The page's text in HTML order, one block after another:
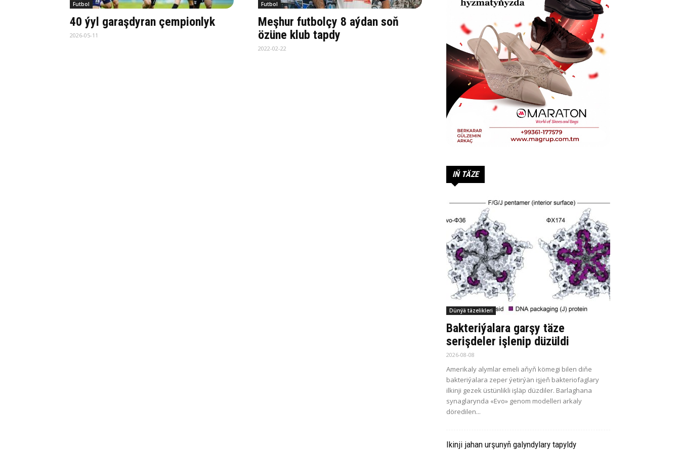
Futbol
40 ýyl garaşdyran çempionlyk
2026-05-11
Futbol
Meşhur futbolçy 8 aýdan soň
özüne klub tapdy
2022-02-22
IŇ TÄZE
Dünýä täzelikleri
Bakteriýalara garşy täze
serişdeler işlenip düzüldi
2026-08-08
Amerikaly alymlar emeli aňyň kömegi bilen diňe
bakteriýalara zeper ýetirýän işjeň bakteriofaglary
ilkinji gezek üstünlikli işläp düzdiler. Barlaghana
synaglarynda «Evo» genom modelleri arkaly
döredilen...
Ikinji jahan urşunyň galyndylary tapyldy